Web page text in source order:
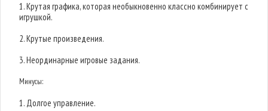
1. Крутая графика, которая необыкновенно классно комбинирует с
игрушкой.
2. Крутые произведения.
3. Неординарные игровые задания.
Минусы:
1. Долгое управление.